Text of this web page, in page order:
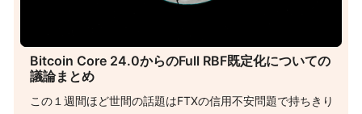
Bitcoin Core 24.0からのFull RBF既定化についての
議論まとめ
この１週間ほど世間の話題はFTXの信用不安問題で持ちきり